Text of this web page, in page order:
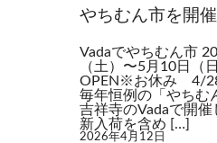
やちむん市を開
Vadaでやちむん市
（土）〜5月10日（
OPEN※お休み 4/
毎年恒例の「やちむ
吉祥寺のVadaで開催
新入荷を含め […]
2026年4月12日